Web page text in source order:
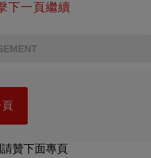
下一頁繼續
贊下面專頁